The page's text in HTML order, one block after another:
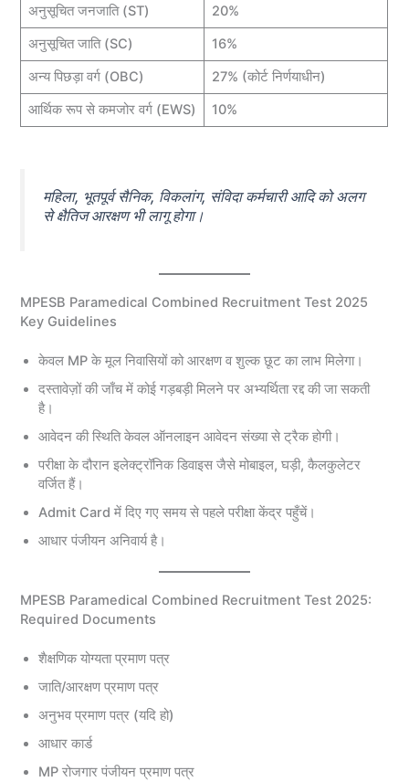
अनुसूचित जनजाति (ST)
20%
अनुसूचित जाति (SC)
16%
अन्य पिछड़ा वर्ग (OBC)
27% (कोर्ट निर्णयाधीन)
आर्थिक रूप से कमजोर वर्ग (EWS)
10%
महिला, भूतपूर्व सैनिक, विकलांग, संविदा कर्मचारी आदि को अलग
से क्षैतिज आरक्षण भी लागू होगा।
MPESB Paramedical Combined Recruitment Test 2025
Key Guidelines
केवल MP के मूल निवासियों को आरक्षण व शुल्क छूट का लाभ मिलेगा।
दस्तावेज़ों की जाँच में कोई गड़बड़ी मिलने पर अभ्यर्थिता रद्द की जा सकती
है।
आवेदन की स्थिति केवल ऑनलाइन आवेदन संख्या से ट्रैक होगी।
परीक्षा के दौरान इलेक्ट्रॉनिक डिवाइस जैसे मोबाइल, घड़ी, कैलकुलेटर
वर्जित हैं।
Admit Card में दिए गए समय से पहले परीक्षा केंद्र पहुँचें।
आधार पंजीयन अनिवार्य है।
MPESB Paramedical Combined Recruitment Test 2025:
Required Documents
शैक्षणिक योग्यता प्रमाण पत्र
जाति/आरक्षण प्रमाण पत्र
अनुभव प्रमाण पत्र (यदि हो)
आधार कार्ड
MP रोजगार पंजीयन प्रमाण पत्र